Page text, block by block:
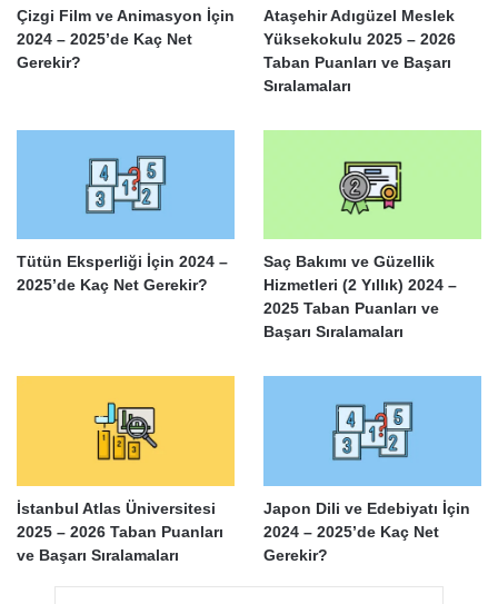
Çizgi Film ve Animasyon İçin
2024 – 2025’de Kaç Net
Gerekir?
Ataşehir Adıgüzel Meslek
Yüksekokulu 2025 – 2026
Taban Puanları ve Başarı
Sıralamaları
Tütün Eksperliği İçin 2024 –
2025’de Kaç Net Gerekir?
Saç Bakımı ve Güzellik
Hizmetleri (2 Yıllık) 2024 –
2025 Taban Puanları ve
Başarı Sıralamaları
İstanbul Atlas Üniversitesi
2025 – 2026 Taban Puanları
ve Başarı Sıralamaları
Japon Dili ve Edebiyatı İçin
2024 – 2025’de Kaç Net
Gerekir?